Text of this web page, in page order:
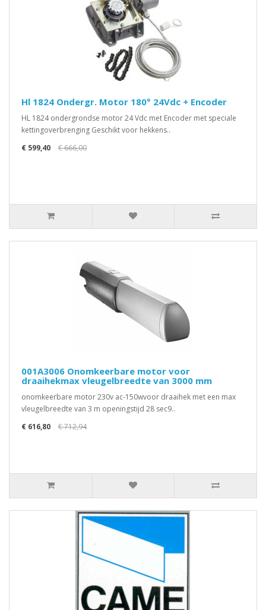
Hl 1824 Ondergr. Motor 180° 24Vdc + Encoder
HL 1824 ondergrondse motor 24 Vdc met Encoder met speciale
kettingoverbrenging Geschikt voor hekkens..
€ 599,40
€ 666,00
001A3006 Onomkeerbare motor voor
draaihekmax vleugelbreedte van 3000 mm
onomkeerbare motor 230v ac-150wvoor draaihek met een max
vleugelbreedte van 3 m openingstijd 28 sec9..
€ 616,80
€ 712,94